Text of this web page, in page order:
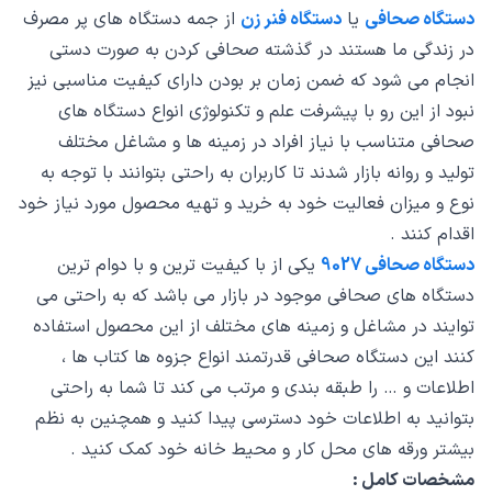
دستگاه صحافی یا دستگاه فنر زن از جمه دستگاه های پر مصرف
در زندگی ما هستند در گذشته صحافی کردن به صورت دستی
انجام می شود که ضمن زمان بر بودن دارای کیفیت مناسبی نیز
نبود از این رو با پیشرفت علم و تکنولوژی انواع دستگاه های
صحافی متناسب با نیاز افراد در زمینه ها و مشاغل مختلف
تولید و روانه بازار شدند تا کاربران به راحتی بتوانند با توجه به
نوع و میزان فعالیت خود به خرید و تهیه محصول مورد نیاز خود
اقدام کنند .
دستگاه صحافی 9027
یکی از با کیفیت ترین و با دوام ترین
دستگاه های صحافی موجود در بازار می باشد که به راحتی می
توایند در مشاغل و زمینه های مختلف از این محصول استفاده
کنند این دستگاه صحافی قدرتمند انواع جزوه ها کتاب ها ،
اطلاعات و … را طبقه بندی و مرتب می کند تا شما به راحتی
بتوانید به اطلاعات خود دسترسی پیدا کنید و همچنین به نظم
بیشتر ورقه های محل کار و محیط خانه خود کمک کنید .
مشخصات کامل :